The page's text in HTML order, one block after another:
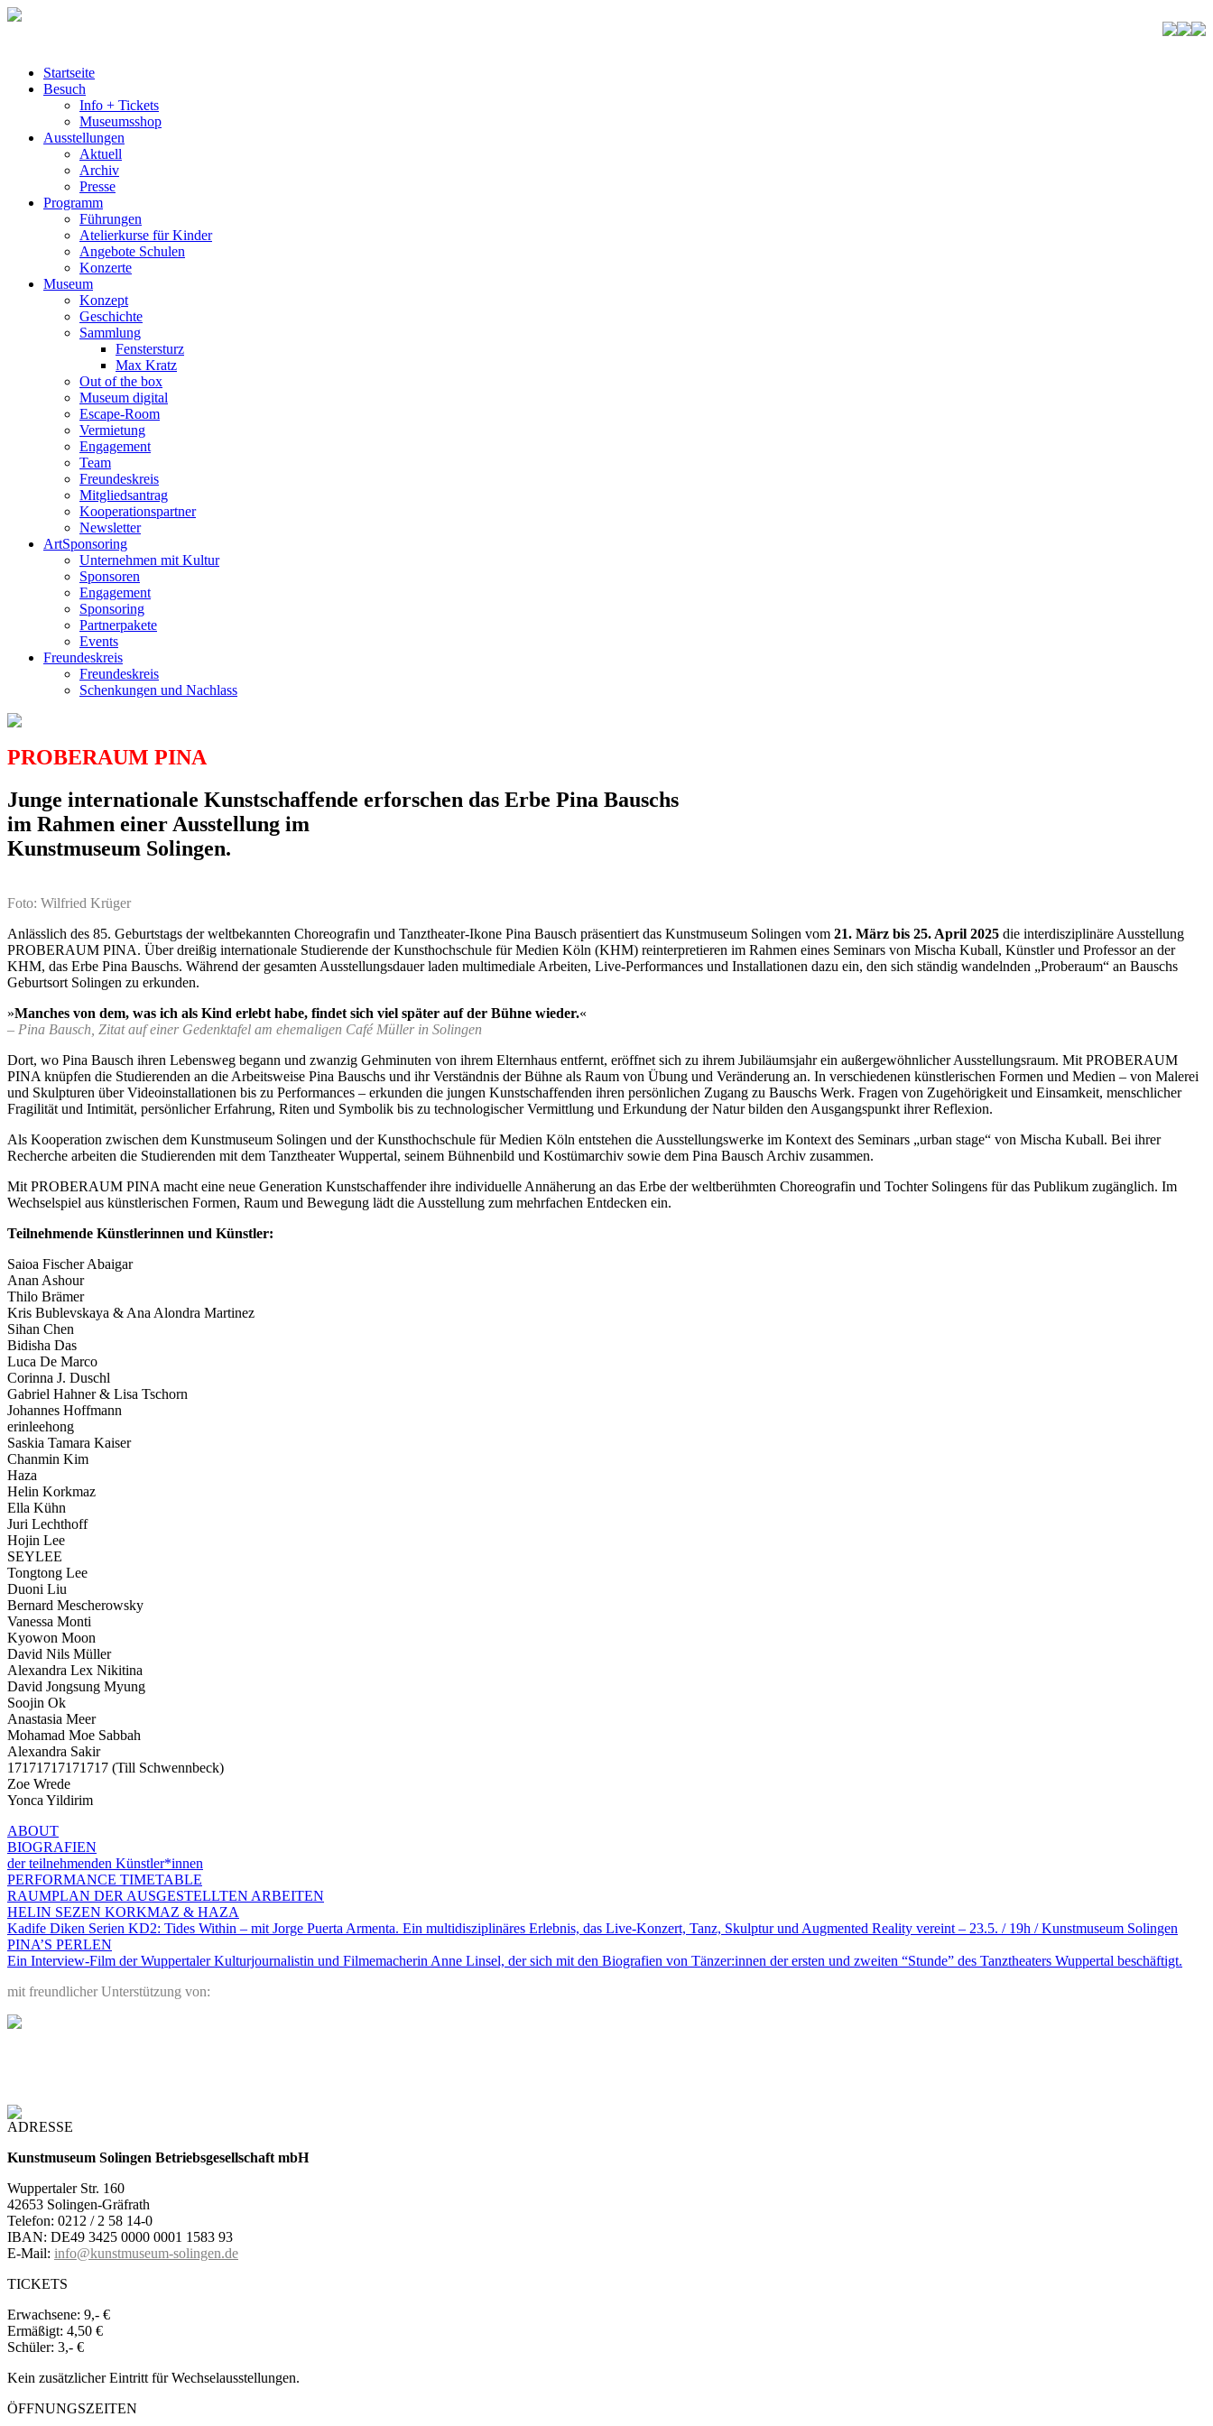
Startseite
Besuch
Info + Tickets
Museumsshop
Ausstellungen
Aktuell
Archiv
Presse
Programm
Führungen
Atelierkurse für Kinder
Angebote Schulen
Konzerte
Museum
Konzept
Geschichte
Sammlung
Fenstersturz
Max Kratz
Out of the box
Museum digital
Escape-Room
Vermietung
Engagement
Team
Freundeskreis
Mitgliedsantrag
Kooperationspartner
Newsletter
ArtSponsoring
Unternehmen mit Kultur
Sponsoren
Engagement
Sponsoring
Partnerpakete
Events
Freundeskreis
Freundeskreis
Schenkungen und Nachlass
PROBERAUM PINA
Junge internationale Kunstschaffende erforschen das Erbe Pina Bauschs
im Rahmen einer Ausstellung im
Kunstmuseum Solingen.
Foto: Wilfried Krüger
Anlässlich des 85. Geburtstags der weltbekannten Choreografin und Tanztheater-Ikone Pina Bausch präsentiert das Kunstmuseum Solingen vom 21. März bis 25. April 2025 die interdisziplinäre Ausstellung
PROBERAUM PINA. Über dreißig internationale Studierende der Kunsthochschule für Medien Köln (KHM) reinterpretieren im Rahmen eines Seminars von Mischa Kuball, Künstler und Professor an der
KHM, das Erbe Pina Bauschs. Während der gesamten Ausstellungsdauer laden multimediale Arbeiten, Live-Performances und Installationen dazu ein, den sich ständig wandelnden „Proberaum“ an Bauschs
Geburtsort Solingen zu erkunden.
»Manches von dem, was ich als Kind erlebt habe, findet sich viel später auf der Bühne wieder.«
– Pina Bausch, Zitat auf einer Gedenktafel am ehemaligen Café Müller in Solingen
Dort, wo Pina Bausch ihren Lebensweg begann und zwanzig Gehminuten von ihrem Elternhaus entfernt, eröffnet sich zu ihrem Jubiläumsjahr ein außergewöhnlicher Ausstellungsraum. Mit PROBERAUM
PINA knüpfen die Studierenden an die Arbeitsweise Pina Bauschs und ihr Verständnis der Bühne als Raum von Übung und Veränderung an. In verschiedenen künstlerischen Formen und Medien – von Malerei
und Skulpturen über Videoinstallationen bis zu Performances – erkunden die jungen Kunstschaffenden ihren persönlichen Zugang zu Bauschs Werk. Fragen von Zugehörigkeit und Einsamkeit, menschlicher
Fragilität und Intimität, persönlicher Erfahrung, Riten und Symbolik bis zu technologischer Vermittlung und Erkundung der Natur bilden den Ausgangspunkt ihrer Reflexion.
Als Kooperation zwischen dem Kunstmuseum Solingen und der Kunsthochschule für Medien Köln entstehen die Ausstellungswerke im Kontext des Seminars „urban stage“ von Mischa Kuball. Bei ihrer
Recherche arbeiten die Studierenden mit dem Tanztheater Wuppertal, seinem Bühnenbild und Kostümarchiv sowie dem Pina Bausch Archiv zusammen.
Mit PROBERAUM PINA macht eine neue Generation Kunstschaffender ihre individuelle Annäherung an das Erbe der weltberühmten Choreografin und Tochter Solingens für das Publikum zugänglich. Im
Wechselspiel aus künstlerischen Formen, Raum und Bewegung lädt die Ausstellung zum mehrfachen Entdecken ein.
Teilnehmende Künstlerinnen und Künstler:
Saioa Fischer Abaigar
Anan Ashour
Thilo Brämer
Kris Bublevskaya & Ana Alondra Martinez
Sihan Chen
Bidisha Das
Luca De Marco
Corinna J. Duschl
Gabriel Hahner & Lisa Tschorn
Johannes Hoffmann
erinleehong
Saskia Tamara Kaiser
Chanmin Kim
Haza
Helin Korkmaz
Ella Kühn
Juri Lechthoff
Hojin Lee
SEYLEE
Tongtong Lee
Duoni Liu
Bernard Mescherowsky
Vanessa Monti
Kyowon Moon
David Nils Müller
Alexandra Lex Nikitina
David Jongsung Myung
Soojin Ok
Anastasia Meer
Mohamad Moe Sabbah
Alexandra Sakir
17171717171717 (Till Schwennbeck)
Zoe Wrede
Yonca Yildirim
ABOUT
BIOGRAFIEN
der teilnehmenden Künstler*innen
PERFORMANCE TIMETABLE
RAUMPLAN DER AUSGESTELLTEN ARBEITEN
HELIN SEZEN KORKMAZ & HAZA
Kadife Diken Serien KD2: Tides Within – mit Jorge Puerta Armenta. Ein multidisziplinäres Erlebnis, das Live-Konzert, Tanz, Skulptur und Augmented Reality vereint – 23.5. / 19h / Kunstmuseum Solingen
PINA’S PERLEN
Ein Interview-Film der Wuppertaler Kulturjournalistin und Filmemacherin Anne Linsel, der sich mit den Biografien von Tänzer:innen der ersten und zweiten “Stunde” des Tanztheaters Wuppertal beschäftigt.
mit freundlicher Unterstützung von:
ADRESSE
Kunstmuseum Solingen Betriebsgesellschaft mbH
Wuppertaler Str. 160
42653 Solingen-Gräfrath
Telefon: 0212 / 2 58 14-0
IBAN: DE49 3425 0000 0001 1583 93
E-Mail: info@kunstmuseum-solingen.de
TICKETS
Erwachsene: 9,- €
Ermäßigt: 4,50 €
Schüler: 3,- €
Kein zusätzlicher Eintritt für Wechselausstellungen.
ÖFFNUNGSZEITEN